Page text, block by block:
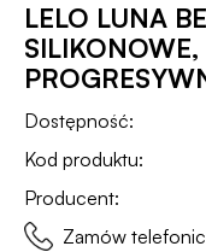
LELO LUNA
SILIKONOWE,
Dostępność:
Kod produktu:
Producent:
Zamów